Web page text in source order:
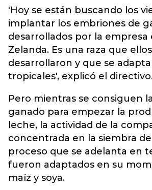
'Hoy se están buscando los
implantar los embriones de
desarrollados por la empresa
Zelanda. Es una raza que
desarrollaron y que se
tropicales', explicó el
Pero mientras se consiguen
ganado para empezar la
leche, la actividad de la
concentrada en la siembra
proceso que se adelanta en
fueron adaptados en su
maíz y soya.